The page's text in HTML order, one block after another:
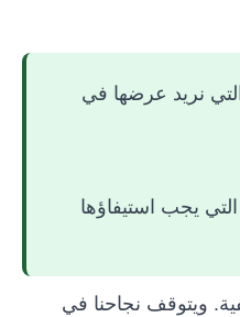
نريد عرضها في
يجب استيفاؤها
ويتوقف نجاحنا في